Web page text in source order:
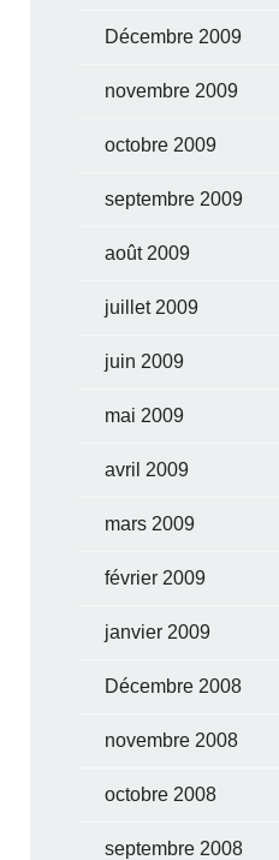
Décembre 2009
novembre 2009
octobre 2009
septembre 2009
août 2009
juillet 2009
juin 2009
mai 2009
avril 2009
mars 2009
février 2009
janvier 2009
Décembre 2008
novembre 2008
octobre 2008
septembre 2008